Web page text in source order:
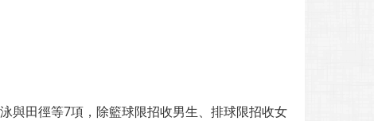
與田徑等7項，除籃球限招收男生、排球限招收女